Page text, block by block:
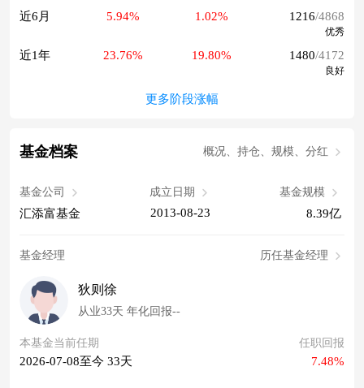
近6月 5.94% 1.02% 1216/4868
优秀
近1年 23.76% 19.80% 1480/4172
良好
更多阶段涨幅
基金档案 概况、持仓、规模、分红
基金公司
汇添富基金
成立日期
2013-08-23
基金规模
8.39亿
基金经理 历任基金经理
狄则徐
从业33天 年化回报--
本基金当前任期
2026-07-08至今 33天
任职回报
7.48%